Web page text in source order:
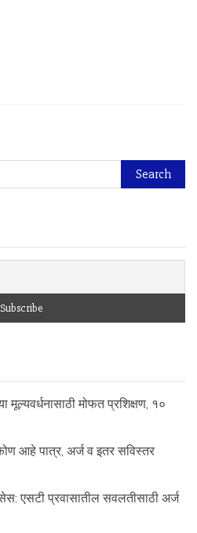
मूल्यवर्धनासाठी मोफत प्रशिक्षण, १०
आहे पात्र, अर्ज व इतर सविस्तर
एसटी प्रवासातील सवलतीसाठी अर्ज